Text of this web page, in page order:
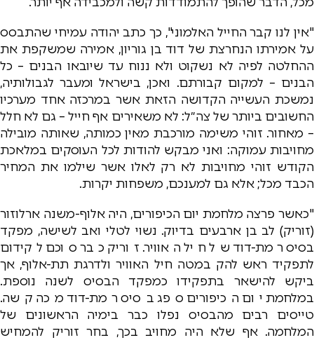
"אין לנו קבר החייל האלמוני", כך כתב יהודה עמיחי שהתבסס
על אמירתו הנחרצת של דוד בן גוריון, אמירה שמשקפת את
ההחלטה לפיה לא נשקוט ולא ננוח עד שיובאו הבנים – כל
הבנים – למקום קבורתם. ואכן, בישראל ומעבר לגבולותיה,
נמשכת העשייה הקדושה הזאת אשר במרכזה אחד מערכיו
החשובים ביותר של צה״ל: לא משאירים אף חייל – גם לא חלל
– מאחור. זוהי משימה מורכבת מאין כמותה, שאותה מובילה
מחויבות עמוקה: ואני מבקש להודות לכל העוסקים במלאכת
הקודש זוהי מחויבות לא רק לאלו אשר שילמו את המחיר
הכבד מכל; אלא גם למענכם, משפחות יקרות.
"כאשר פרצה מלחמת יום הכיפורים, היה אלוף-משנה ארלוזור
(זוריק) לב בן ארבעים בדיוק. נשוי לטלי ואב לשישה, מפקד
בסיס רמת-דוד של חיל האוויר. זוריק כבר סוכם לקידום
לתפקיד ראש להק במטה חיל האוויר ולדרגת תת-אלוף, אך
ביקש להישאר בתפקידו כמפקד הבסיס לשנה נוספת.
במלחמת יום הכיפורים ספג בסיס רמת-דוד מכה קשה.
טייסים רבים מהבסיס נפלו כבר בימיה הראשונים של
המלחמה. אף שלא היה מחויב בכך, בחר זוריק להמחיש